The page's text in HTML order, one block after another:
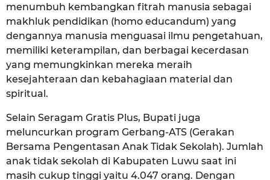
menumbuh kembangkan fitrah manusia sebagai
makhluk pendidikan (homo educandum) yang
dengannya manusia menguasai ilmu pengetahuan,
memiliki keterampilan, dan berbagai kecerdasan
yang memungkinkan mereka meraih
kesejahteraan dan kebahagiaan material dan
spiritual.
Selain Seragam Gratis Plus, Bupati juga
meluncurkan program Gerbang-ATS (Gerakan
Bersama Pengentasan Anak Tidak Sekolah). Jumlah
anak tidak sekolah di Kabupaten Luwu saat ini
masih cukup tinggi yaitu 4.047 orang. Dengan